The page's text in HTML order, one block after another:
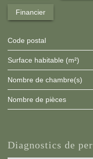
Financier
Code postal
Surface habitable (m²)
Nombre de chambre(s)
Nombre de pièces
diagnostics de